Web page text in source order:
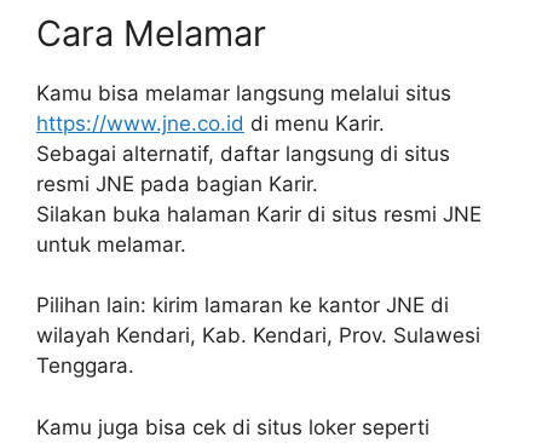
Cara Melamar
Kamu bisa melamar langsung melalui situs
https://www.jne.co.id di menu Karir.
Sebagai alternatif, daftar langsung di situs
resmi JNE pada bagian Karir.
Silakan buka halaman Karir di situs resmi JNE
untuk melamar.
Pilihan lain: kirim lamaran ke kantor JNE di
wilayah Kendari, Kab. Kendari, Prov. Sulawesi
Tenggara.
Kamu juga bisa cek di situs loker seperti